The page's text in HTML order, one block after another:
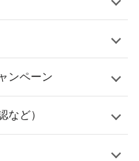
ンペーン
など）